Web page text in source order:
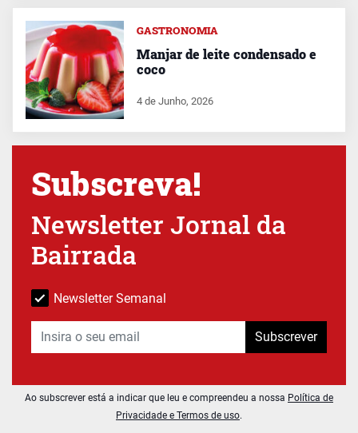
GASTRONOMIA
Manjar de leite condensado e
coco
4 de Junho, 2026
Subscreva!
Newsletter Jornal da
Bairrada
Newsletter Semanal
Subscrever
Ao subscrever está a indicar que leu e compreendeu a nossa Política de
Privacidade e Termos de uso.